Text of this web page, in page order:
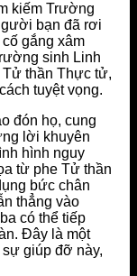
kiếm Trường
bạn đã rơi
gắng xâm
sinh Linh
thần Thực tử,
tuyệt vọng.
đón họ, cung
lời khuyên
hình nguy
từ phe Tử thần
bức chân
thẳng vào
có thể tiếp
Đây là một
giúp đỡ này,